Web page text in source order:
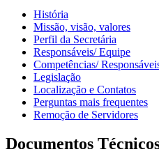
História
Missão, visão, valores
Perfil da Secretária
Responsáveis/ Equipe
Competências/
Legislação
Localização e Contatos
Perguntas mais frequentes
Remoção de Servidores
Documentos